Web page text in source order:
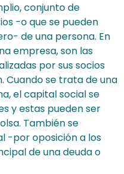
conjunto de
-o que se pueden
de una persona. En
empresa, son las
por sus socios
Cuando se trata de una
el capital social se
y estas pueden ser
También se
-por oposición a los
de una deuda o